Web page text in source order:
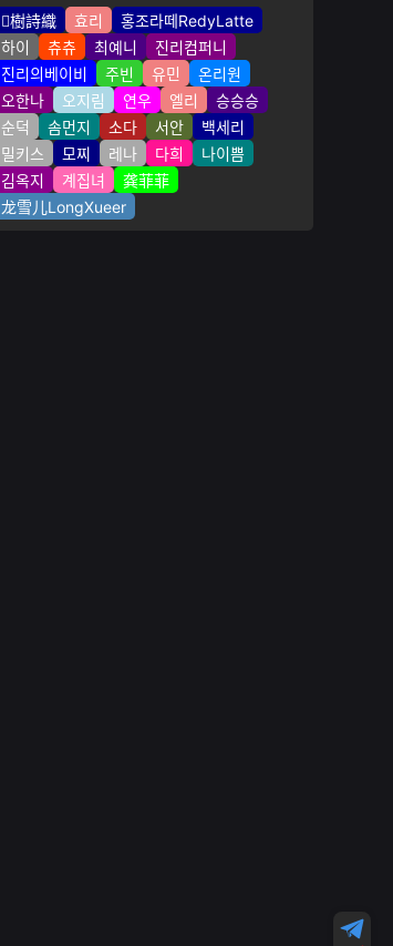
樹詩織 효리
홍조라떼RedyLatte
하이
츄츄 최예니
진리컴퍼니
진리의베이비
주빈 유민
온리원
오한나
오지림 연우 엘리
승승승
순덕
솜먼지 소다 서안
백세리
밀키스
모찌 레나 다희
나이쁨
김옥지
계집녀
龚菲菲
龙雪儿LongXueer